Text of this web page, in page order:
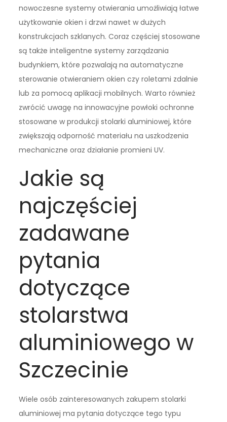
nowoczesne systemy otwierania umożliwiają łatwe
użytkowanie okien i drzwi nawet w dużych
konstrukcjach szklanych. Coraz częściej stosowane
są także inteligentne systemy zarządzania
budynkiem, które pozwalają na automatyczne
sterowanie otwieraniem okien czy roletami zdalnie
lub za pomocą aplikacji mobilnych. Warto również
zwrócić uwagę na innowacyjne powłoki ochronne
stosowane w produkcji stolarki aluminiowej, które
zwiększają odporność materiału na uszkodzenia
mechaniczne oraz działanie promieni UV.
Jakie są
najczęściej
zadawane
pytania
dotyczące
stolarstwa
aluminiowego w
Szczecinie
Wiele osób zainteresowanych zakupem stolarki
aluminiowej ma pytania dotyczące tego typu